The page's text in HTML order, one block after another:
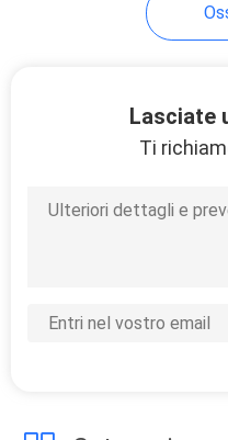
Pompa
idraulico
Lasciate
Ti